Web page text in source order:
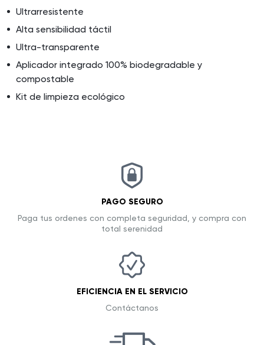
Ultrarresistente
Alta sensibilidad táctil
Ultra-transparente
Aplicador integrado 100% biodegradable y
compostable
Kit de limpieza ecológico
PAGO SEGURO
Paga tus ordenes con completa seguridad, y compra con
total serenidad
EFICIENCIA EN EL SERVICIO
Contáctanos